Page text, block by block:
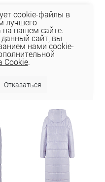
cookie-файлы в
лучшего
на нашем сайте.
сайт, вы
нами cookie-
Cookie.
Отказаться